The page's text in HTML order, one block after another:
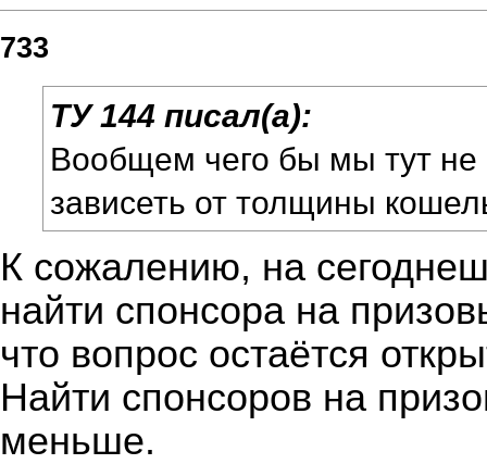
733
ТУ 144 писал(а):
Вообщем чего бы мы тут не
зависеть от толщины
К сожалению, на
найти спонсора на
что вопрос остаётся
Найти спонсоров на
меньше.